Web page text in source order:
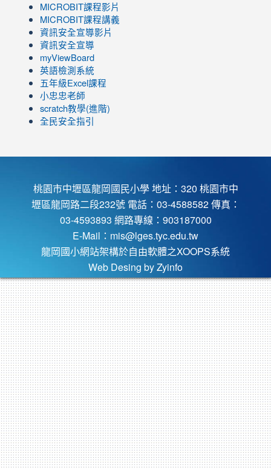
link
to
https://www.youtube.com/channel/UC8LghzcV5-
ZBGmXwlbUndNA/videos?
view=0&sort=dd&shelf_id=0
MICROBIT課程影片
link
to
https://www.youtube.com/channel/UC8LghzcV5-
ZBGmXwlbUndNA/videos?
view=0&sort=dd&shelf_id=0
MICROBIT課程講義
資訊安全宣導影片
資訊安全宣導
myViewBoard
英語檢測系統
五年級Excel課程
小忠忠老師
scratch教學(進階)
全民安全指引
桃園市中壢區龍岡國民小學 地址：320 桃園市中
壢區龍岡路二段232號 電話：03-4588582 傳真：
03-4593893 網路專線：903187000
E-Mail： mis@lges.tyc.edu.tw
龍岡國小網站架構於自由軟體之XOOPS系統
Web Desing by Zyinfo